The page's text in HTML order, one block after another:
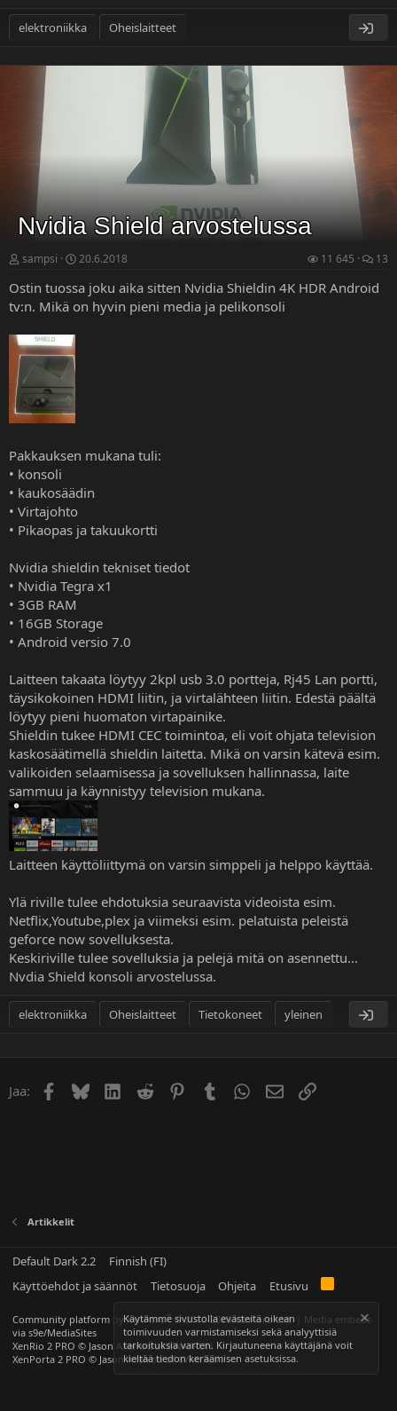
elektroniikka Oheislaitteet
Nvidia Shield arvostelussa
sampsi 20.6.2018 11 645 13
Ostin tuossa joku aika sitten Nvidia Shieldin 4K HDR Android
tv:n. Mikä on hyvin pieni media ja pelikonsoli
Pakkauksen mukana tuli:
• konsoli
• kaukosäädin
• Virtajohto
• Pikaopas ja takuukortti
Nvidia shieldin tekniset tiedot
• Nvidia Tegra x1
• 3GB RAM
• 16GB Storage
• Android versio 7.0
Laitteen takaata löytyy 2kpl usb 3.0 portteja, Rj45 Lan portti,
täysikokoinen HDMI liitin, ja virtalähteen liitin. Edestä päältä
löytyy pieni huomaton virtapainike.
Shieldin tukee HDMI CEC toimintoa, eli voit ohjata television
kaskosäätimellä shieldin laitetta. Mikä on varsin kätevä esim.
valikoiden selaamisessa ja sovelluksen hallinnassa, laite
sammuu ja käynnistyy television mukana.
Laitteen käyttöliittymä on varsin simppeli ja helppo käyttää.
Ylä riville tulee ehdotuksia seuraavista videoista esim.
Netflix,Youtube,plex ja viimeksi esim. pelatuista peleistä
geforce now sovelluksesta.
Keskiriville tulee sovelluksia ja pelejä mitä on asennettu...
Nvdia Shield konsoli arvostelussa.
elektroniikka Oheislaitteet Tietokoneet yleinen
Jaa: Facebook
BlueskyLinkedIn
Reddit PinterestTumblr WhatsApp
Sähköposti
Linkki
Artikkelit
Default Dark 2.2
Finnish (FI)
Käyttöehdot ja säännöt
Tietosuoja Ohjeita Etusivu
Community platform by XenForo® © 2010-2025 XenForo Ltd.| Media embeds
via s9e/MediaSites
XenRio 2 PRO © Jason Axelrod of8WAYRUN
XenPorta 2 PRO © Jason Axelrod of8WAYRUN
Käytämme sivustolla evästeitä oikean
toimivuuden varmistamiseksi sekä analyyttisiä
tarkoituksia varten. Kirjautuneena käyttäjänä voit
kieltää tiedon keräämisen asetuksissa.